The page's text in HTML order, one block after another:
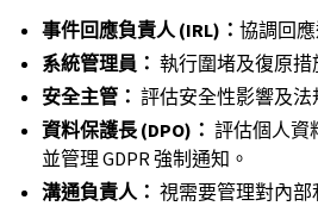
事件回應負責人 (IRL)：協調回
系統管理員： 執行圍堵及復原措
安全主管： 評估安全性影響及法
資料保護長 (DPO)： 評估個人資
並管理 GDPR 強制通知。
溝通負責人： 視需要管理對內